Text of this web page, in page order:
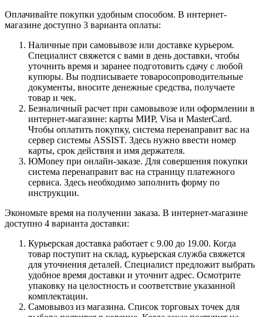
Оплачивайте покупки удобным способом. В интернет-
магазине доступно 3 варианта оплаты:
Наличные при самовывозе или доставке курьером.
Специалист свяжется с вами в день доставки, чтобы
уточнить время и заранее подготовить сдачу с любой
купюры. Вы подписываете товаросопроводительные
документы, вносите денежные средства, получаете
товар и чек.
Безналичный расчет при самовывозе или оформлении в
интернет-магазине: карты МИР, Visa и MasterCard.
Чтобы оплатить покупку, система перенаправит вас на
сервер системы ASSIST. Здесь нужно ввести номер
карты, срок действия и имя держателя.
ЮMoney при онлайн-заказе. Для совершения покупки
система перенаправит вас на страницу платежного
сервиса. Здесь необходимо заполнить форму по
инструкции.
Экономьте время на получении заказа. В интернет-магазине
доступно 4 варианта доставки:
Курьерская доставка работает с 9.00 до 19.00. Когда
товар поступит на склад, курьерская служба свяжется
для уточнения деталей. Специалист предложит выбрать
удобное время доставки и уточнит адрес. Осмотрите
упаковку на целостность и соответствие указанной
комплектации.
Самовывоз из магазина. Список торговых точек для